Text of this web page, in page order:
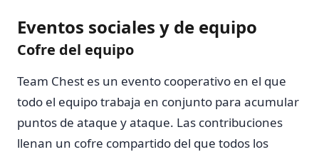
Eventos sociales y de equipo
Cofre del equipo
Team Chest es un evento cooperativo en el que
todo el equipo trabaja en conjunto para acumular
puntos de ataque y ataque. Las contribuciones
llenan un cofre compartido del que todos los